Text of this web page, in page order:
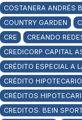
COSTANERA ANDRÉS
COUNTRY GARDEN
CRE
CREANDO
CREDICORP CAPITAL
CRÉDITO ESPECIAL A
CRÉDITO HIPOTECARIO
CRÉDITOS
CREDITOS: BEIN